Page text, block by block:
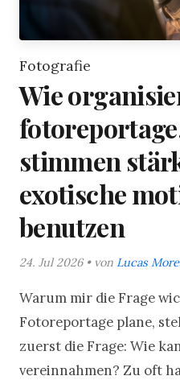
Fotografie
Wie
stimmen
exotische
benutzen
24. Jul 2026 • von Lucas
Warum mir die Frage
Fotoreportage plane,
zuerst die Frage: Wie
vereinnahmen? Zu oft